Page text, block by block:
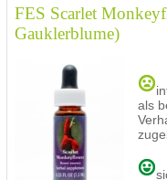
FES Scarlet
Gauklerblume)
als